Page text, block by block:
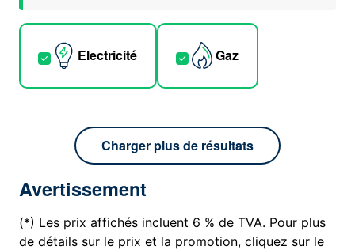
Electricité Gaz
Charger plus de résultats
Avertissement
(*) Les prix affichés incluent 6 % de TVA. Pour plus
de détails sur le prix et la promotion, cliquez sur le